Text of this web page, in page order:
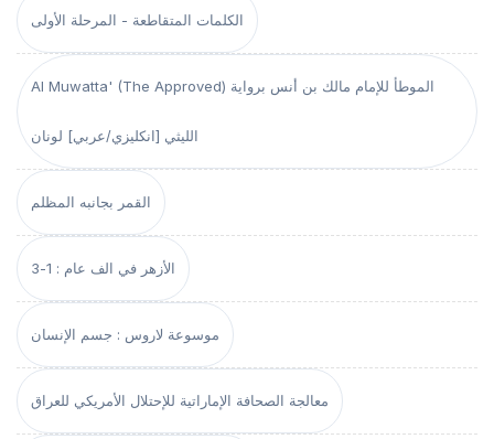
الكلمات المتقاطعة - المرحلة الأولى
Al Muwatta' (The Approved) الموطأ للإمام مالك بن أنس برواية
الليثي [انكليزي/عربي] لونان
القمر بجانبه المظلم
الأزهر في الف عام : 1-3
موسوعة لاروس : جسم الإنسان
معالجة الصحافة الإماراتية للإحتلال الأمريكي للعراق